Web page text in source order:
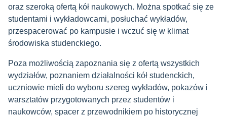
oraz szeroką ofertą kół naukowych. Można spotkać się ze
studentami i wykładowcami, posłuchać wykładów,
przespacerować po kampusie i wczuć się w klimat
środowiska studenckiego.
Poza możliwością zapoznania się z ofertą wszystkich
wydziałów, poznaniem działalności kół studenckich,
uczniowie mieli do wyboru szereg wykładów, pokazów i
warsztatów przygotowanych przez studentów i
naukowców, spacer z przewodnikiem po historycznej